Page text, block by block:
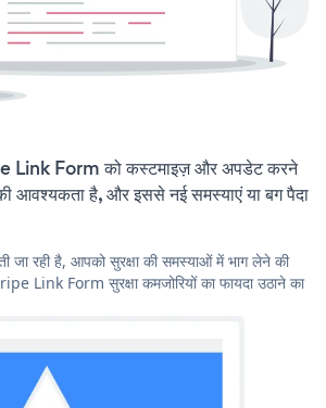
Link Form को कस्टमाइज़ और अपडेट करने
आवश्यकता है, और इससे नई समस्याएं या बग पैदा
रही है, आपको सुरक्षा की समस्याओं में भाग लेने की
Link Form सुरक्षा कमजोरियों का फायदा उठाने का